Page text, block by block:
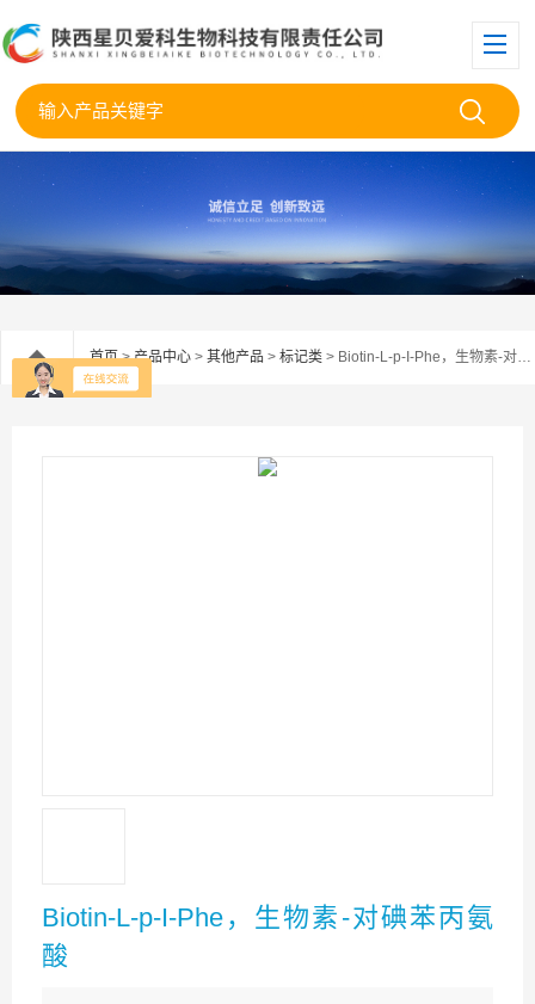
首页>产品中心 > 其他产品 > 标记类 > Biotin-L-p-I-Phe，生物素-对碘苯丙氨酸
Biotin-L-p-I-Phe，生物素-对碘苯丙氨
酸